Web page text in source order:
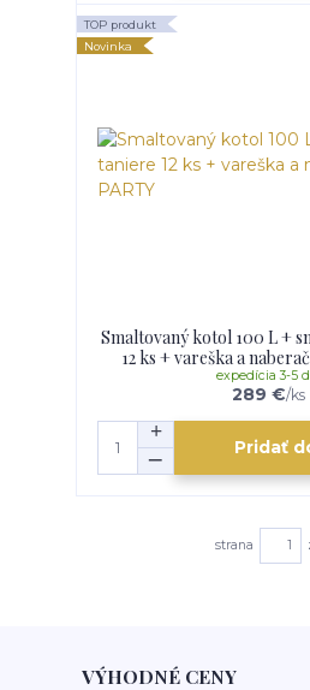
TOP produkt
Novinka
Smaltovaný kotol 100 L +
12 ks + vareška a
289 €/ks
expedícia 3-5
Pridať
strana
VÝHODNÉ CENY